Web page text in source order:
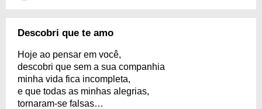
Descobri que te amo
Hoje ao pensar em você,
descobri que sem a sua companhia
minha vida fica incompleta,
e que todas as minhas alegrias,
tornaram-se falsas…